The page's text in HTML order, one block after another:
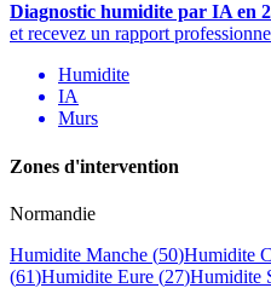
Diagnostic humidite par IA en
et recevez un rapport
Humidite
IA
Murs
Zones d'intervention
Normandie
Humidite Manche (50)Humidite
(61)Humidite Eure (27)Humidite